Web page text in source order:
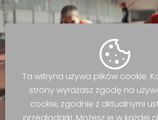
Ta witryna używa plików cookie.
strony wyrażasz zgodę na
cookie, zgodnie z aktualnymi
przeglądarki. Możesz je w każdej